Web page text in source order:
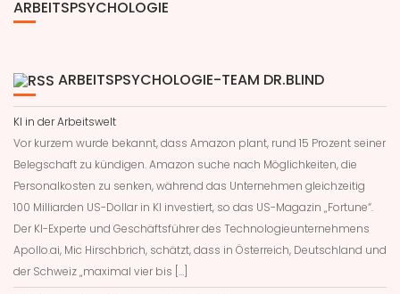
ARBEITSPSYCHOLOGIE
ARBEITSPSYCHOLOGIE-TEAM DR.BLIND
KI in der Arbeitswelt
Vor kurzem wurde bekannt, dass Amazon plant, rund 15 Prozent seiner
Belegschaft zu kündigen. Amazon suche nach Möglichkeiten, die
Personalkosten zu senken, während das Unternehmen gleichzeitig
100 Milliarden US-Dollar in KI investiert, so das US-Magazin „Fortune“.
Der KI-Experte und Geschäftsführer des Technologieunternehmens
Apollo.ai, Mic Hirschbrich, schätzt, dass in Österreich, Deutschland und
der Schweiz „maximal vier bis […]